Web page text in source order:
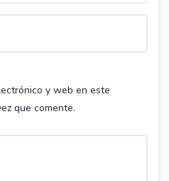
y web en este
que comente.